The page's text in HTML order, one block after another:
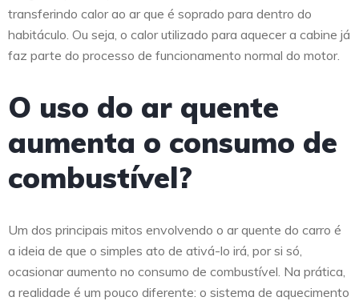
transferindo calor ao ar que é soprado para dentro do
habitáculo. Ou seja, o calor utilizado para aquecer a cabine já
faz parte do processo de funcionamento normal do motor.
O uso do ar quente
aumenta o consumo de
combustível?
Um dos principais mitos envolvendo o ar quente do carro é
a ideia de que o simples ato de ativá-lo irá, por si só,
ocasionar aumento no consumo de combustível. Na prática,
a realidade é um pouco diferente: o sistema de aquecimento